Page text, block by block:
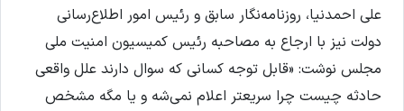
علی احمدنیا، روزنامه‌نگار سابق و رئیس امور اطلاع‌رسانی
دولت نیز با ارجاع به مصاحبه رئیس کمیسیون امنیت ملی
مجلس نوشت: «قابل توجه کسانی که سوال دارند علل واقعی
حادثه چیست چرا سریعتر اعلام نمی‌شه و یا مگه مشخص